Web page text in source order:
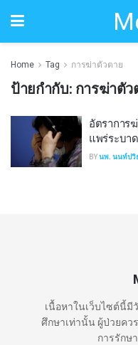
Home Tag การฆ่าตัวตาย
ป้ายกำกับ: การฆ่าตัว
อัตราการ
แพร่ระบา
BYนพ. นนท์ปวิ
เนื้อหาในเว็บไซต์นี้มี
ศึกษาเท่านั้น ผู้ป่วยคว
การรักษ